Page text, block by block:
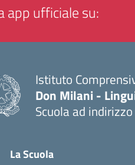
app ufficiale su:
Istituto
Don Milani -
Scuola ad
La Scuola